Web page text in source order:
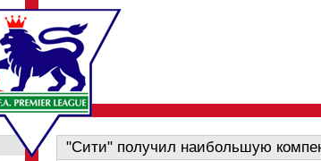
"Сити" получил наибольшую